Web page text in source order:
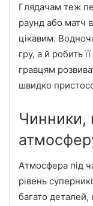
Глядачам теж
раунд або матч
цікавим.
гру, а й робить
гравцям
швидко
Чинники,
Атмосфера під
рівень
багато деталей,